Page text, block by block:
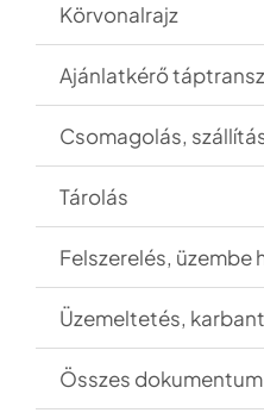
Körvonalrajz
Ajánlatkérő
Csomagolás,
Tárolás
Felszerelés, üzembe
Üzemeltetés,
Összes dokumentum